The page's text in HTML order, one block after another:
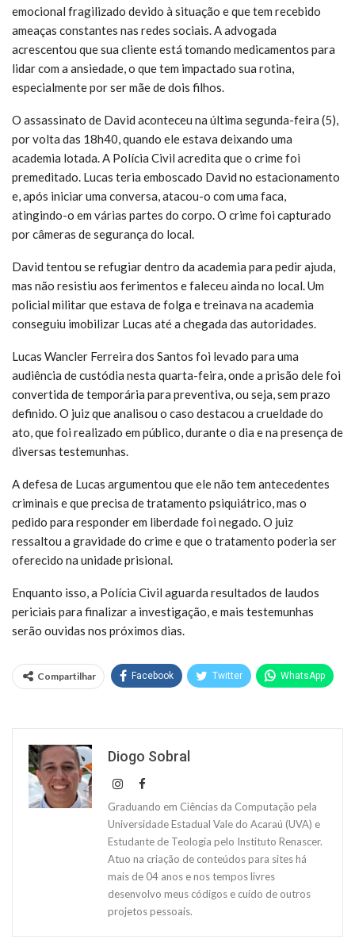
emocional fragilizado devido à situação e que tem recebido
ameaças constantes nas redes sociais. A advogada
acrescentou que sua cliente está tomando medicamentos para
lidar com a ansiedade, o que tem impactado sua rotina,
especialmente por ser mãe de dois filhos.
O assassinato de David aconteceu na última segunda-feira (5),
por volta das 18h40, quando ele estava deixando uma
academia lotada. A Polícia Civil acredita que o crime foi
premeditado. Lucas teria emboscado David no estacionamento
e, após iniciar uma conversa, atacou-o com uma faca,
atingindo-o em várias partes do corpo. O crime foi capturado
por câmeras de segurança do local.
David tentou se refugiar dentro da academia para pedir ajuda,
mas não resistiu aos ferimentos e faleceu ainda no local. Um
policial militar que estava de folga e treinava na academia
conseguiu imobilizar Lucas até a chegada das autoridades.
Lucas Wancler Ferreira dos Santos foi levado para uma
audiência de custódia nesta quarta-feira, onde a prisão dele foi
convertida de temporária para preventiva, ou seja, sem prazo
definido. O juiz que analisou o caso destacou a crueldade do
ato, que foi realizado em público, durante o dia e na presença de
diversas testemunhas.
A defesa de Lucas argumentou que ele não tem antecedentes
criminais e que precisa de tratamento psiquiátrico, mas o
pedido para responder em liberdade foi negado. O juiz
ressaltou a gravidade do crime e que o tratamento poderia ser
oferecido na unidade prisional.
Enquanto isso, a Polícia Civil aguarda resultados de laudos
periciais para finalizar a investigação, e mais testemunhas
serão ouvidas nos próximos dias.
Compartilhar Facebook Twitter WhatsApp
Diogo Sobral
Graduando em Ciências da Computação pela
Universidade Estadual Vale do Acaraú (UVA) e
Estudante de Teologia pelo Instituto Renascer.
Atuo na criação de conteúdos para sites há
mais de 04 anos e nos tempos livres
desenvolvo meus códigos e cuido de outros
projetos pessoais.